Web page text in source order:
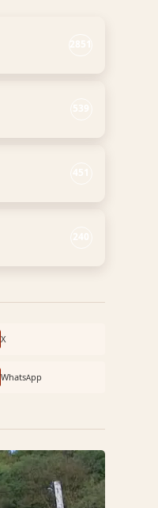
X
WhatsApp